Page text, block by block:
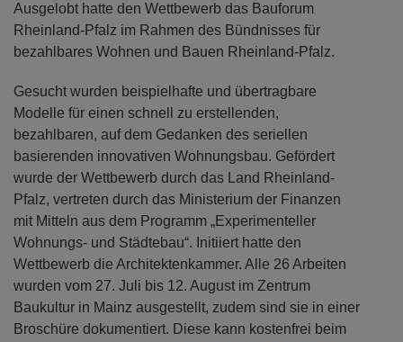
Ausgelobt hatte den Wettbewerb das Bauforum
Rheinland-Pfalz im Rahmen des Bündnisses für
bezahlbares Wohnen und Bauen Rheinland-Pfalz.
Gesucht wurden beispielhafte und übertragbare
Modelle für einen schnell zu erstellenden,
bezahlbaren, auf dem Gedanken des seriellen
basierenden innovativen Wohnungsbau. Gefördert
wurde der Wettbewerb durch das Land Rheinland-
Pfalz, vertreten durch das Ministerium der Finanzen
mit Mitteln aus dem Programm „Experimenteller
Wohnungs- und Städtebau“. Initiiert hatte den
Wettbewerb die Architektenkammer. Alle 26 Arbeiten
wurden vom 27. Juli bis 12. August im Zentrum
Baukultur in Mainz ausgestellt, zudem sind sie in einer
Broschüre dokumentiert. Diese kann kostenfrei beim